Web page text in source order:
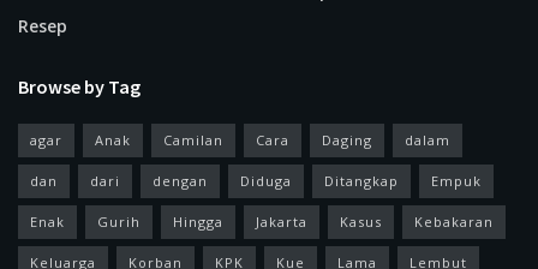
Resep
Browse by Tag
agar Anak Camilan Cara Daging dalam
dan dari dengan Diduga Ditangkap Empuk
Enak Gurih Hingga Jakarta Kasus Kebakaran
Keluarga Korban KPK Kue Lama Lembut